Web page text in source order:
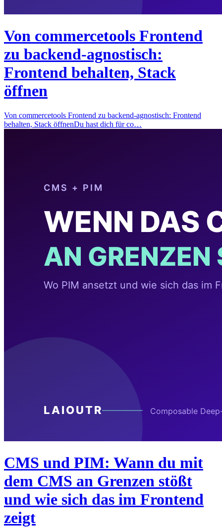
Von commercetools Frontend
zu backend-agnostisch:
Frontend behalten, Stack
öffnen
Von commercetools Frontend zu backend-agnostisch: Frontend
behalten, Stack öffnenDu hast dich für co…
CMS und PIM: Wann du mit
dem CMS an Grenzen stößt
und wie sich das im Frontend
zeigt